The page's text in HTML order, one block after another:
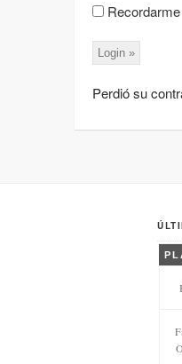
Recordarme
Perdió su